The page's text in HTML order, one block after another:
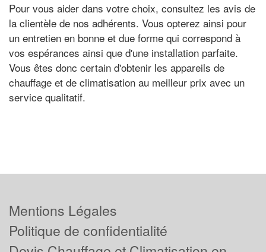
Pour vous aider dans votre choix, consultez les avis de
la clientèle de nos adhérents. Vous opterez ainsi pour
un entretien en bonne et due forme qui correspond à
vos espérances ainsi que d'une installation parfaite.
Vous êtes donc certain d'obtenir les appareils de
chauffage et de climatisation au meilleur prix avec un
service qualitatif.
Mentions Légales
Politique de confidentialité